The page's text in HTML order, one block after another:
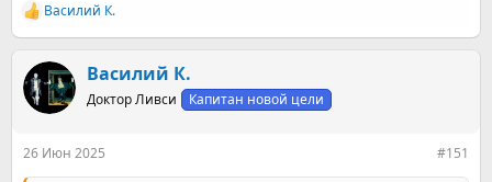
Р
е
к
ц
и
Василий К.
Василий К.
Доктор Ливси Капитан новой цели
26 Июн 2025 #151